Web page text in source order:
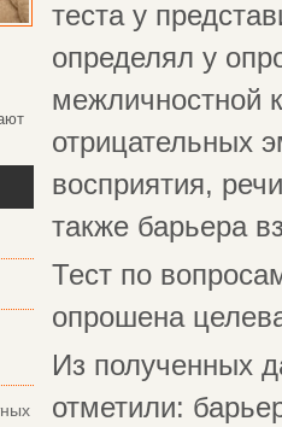
теста у
определял у
межличностной
отрицательных
восприятия,
также барьера
Тест по
опрошена
Из полученных
отметили: